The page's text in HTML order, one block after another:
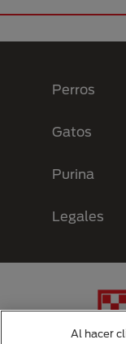
Perros
Gatos
Purina
Legales
Al hacer